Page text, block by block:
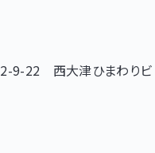
2-9-22 西大津ひまわりビ